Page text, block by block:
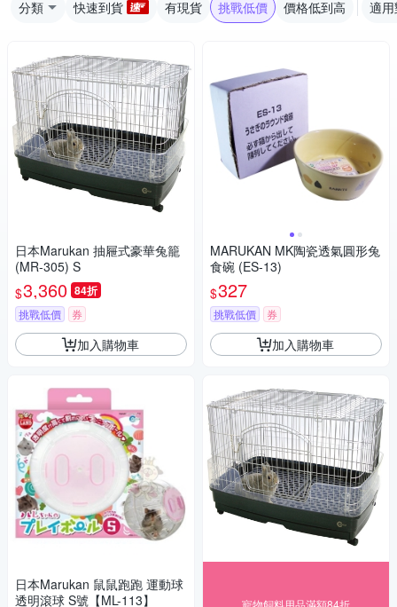
分類 快速到貨 有現貨 挑戰低價 價格低到高 適
日本Marukan 抽屜式豪華兔籠
(MR-305) S
$3,360 84折
挑戰低價 券
加入購物車
日本Marukan 鼠鼠跑跑 運動球
透明滾球 S號【ML-113】
MARUKAN MK陶瓷透氣圓形兔
食碗 (ES-13)
$327
挑戰低價 券
加入購物車